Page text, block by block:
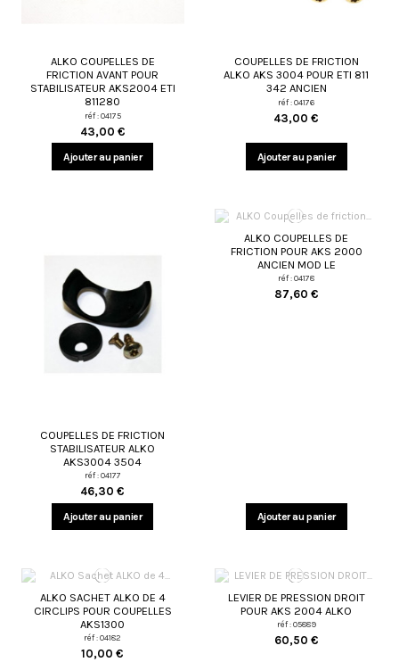
ALKO COUPELLES DE
FRICTION AVANT POUR
STABILISATEUR AKS2004 ETI
811280
réf : 04175
43,00 €
Ajouter au panier
COUPELLES DE FRICTION
ALKO AKS 3004 POUR ETI 811
342 ANCIEN
réf : 04176
43,00 €
Ajouter au panier
COUPELLES DE FRICTION
STABILISATEUR ALKO
AKS3004 3504
réf : 04177
46,30 €
Ajouter au panier
ALKO COUPELLES DE
FRICTION POUR AKS 2000
ANCIEN MOD LE
réf : 04178
87,60 €
Ajouter au panier
ALKO SACHET ALKO DE 4
CIRCLIPS POUR COUPELLES
AKS1300
réf : 04182
10,00 €
LEVIER DE PRESSION DROIT
POUR AKS 2004 ALKO
réf : 05889
60,50 €